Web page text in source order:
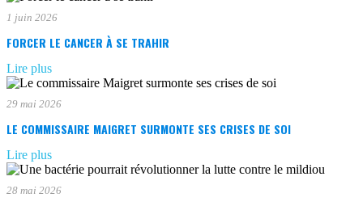
1 juin 2026
FORCER LE CANCER À SE TRAHIR
Lire plus
29 mai 2026
LE COMMISSAIRE MAIGRET SURMONTE SES CRISES DE SOI
Lire plus
28 mai 2026